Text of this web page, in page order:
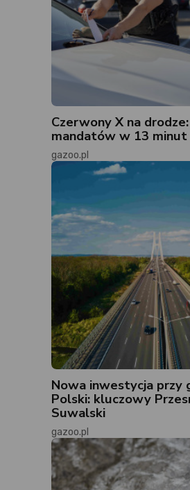
Czerwony X na
mandatów w 13 minut
gazoo.pl
Nowa inwestycja przy
Polski: kluczowy
Suwalski
gazoo.pl